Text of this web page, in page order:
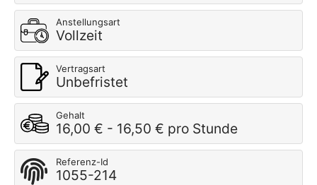
Anstellungsart
Vollzeit
Vertragsart
Unbefristet
Gehalt
16,00 € - 16,50 € pro Stunde
Referenz-Id
1055-214